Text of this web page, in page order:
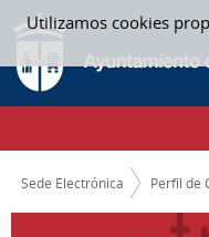
Utilizamos cookies
Saltar al contenido
ACTAS MESA
CAMINO DE MIGAS
Sede Electrónica Perfil de